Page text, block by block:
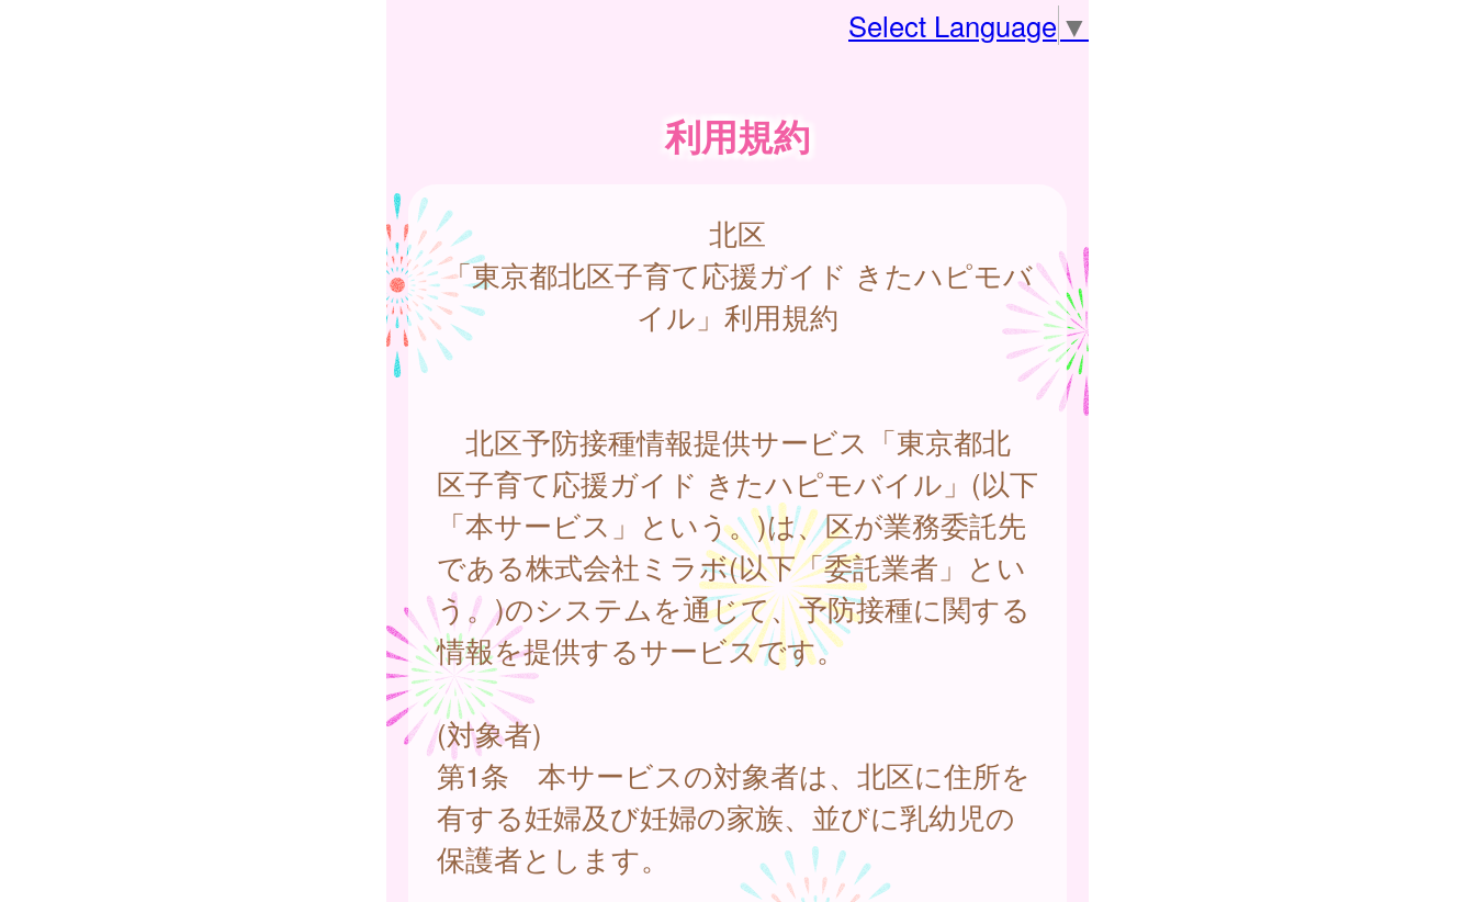
Select Language ▼
利用規約
北区
「東京都北区子育て応援ガイド きたハピモバ
イル」利用規約
北区予防接種情報提供サービス「東京都北
区子育て応援ガイド きたハピモバイル」(以下
「本サービス」という。)は、区が業務委託先
である株式会社ミラボ(以下「委託業者」とい
う。)のシステムを通じて、予防接種に関する
情報を提供するサービスです。
(対象者)
第1条 本サービスの対象者は、北区に住所を
有する妊婦及び妊婦の家族、並びに乳幼児の
保護者とします。